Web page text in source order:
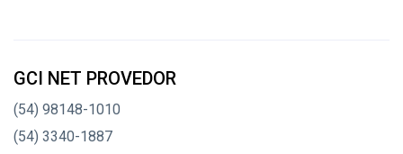
GCI NET PROVEDOR
(54) 98148-1010
(54) 3340-1887